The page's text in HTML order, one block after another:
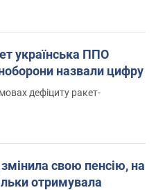
українська ППО
назвали цифру
дефіциту ракет-
свою пенсію, на
отримувала